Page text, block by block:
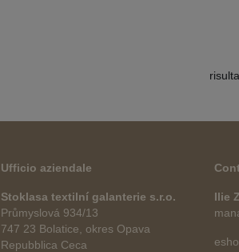
Ufficio aziendale
Stoklasa textilní galanterie s.r.o.
Průmyslová 934/13
747 23 Bolatice, okres Opava
Repubblica Ceca
Ilie